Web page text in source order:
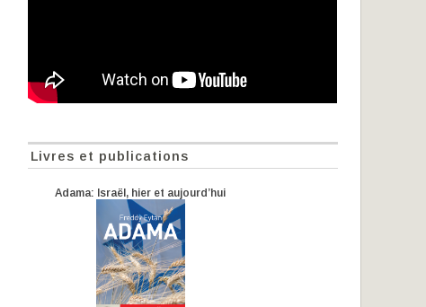
Livres et publications
Adama: Israël, hier et aujourd’hui